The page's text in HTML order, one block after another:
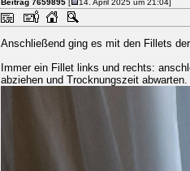
Beitrag 7659895[ 14. April 2025 um 21:04]
Anschließend ging es mit den Fillets
Immer ein Fillet links und rechts:
abziehen und Trocknungszeit